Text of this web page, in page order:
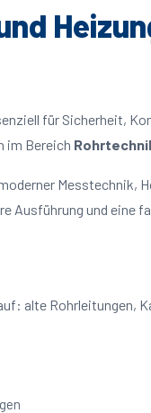
für Sicherheit,
im Bereich
Messtechnik,
Ausführung und eine
alte